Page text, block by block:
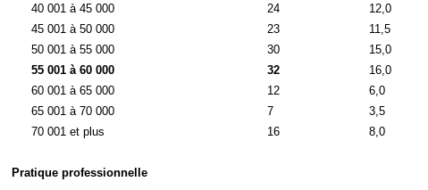
40 001 à 45 000 24
12,0
45 001 à 50 000
23
11,5
50 001 à 55 000
30
15,0
55 001 à 60 000
32
16,0
60 001 à 65 000
12
6,0
65 001 à 70 000
7
3,5
70 001 et plus
16 8,0
Pratique professionnelle